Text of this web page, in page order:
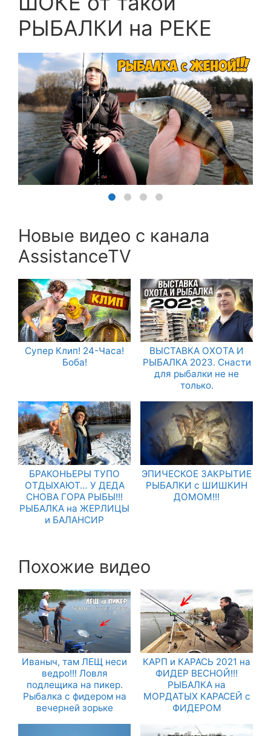
РЫБАЛКИ на РЕКЕ
Новые видео с канала
AssistanceTV
Супер Клип! 24-Часа!
Боба!
ВЫСТАВКА ОХОТА И
РЫБАЛКА 2023. Снасти
для рыбалки не не
только.
БРАКОНЬЕРЫ ТУПО
ОТДЫХАЮТ… У ДЕДА
СНОВА ГОРА РЫБЫ!!!
РЫБАЛКА на ЖЕРЛИЦЫ
и БАЛАНСИР
ЭПИЧЕСКОЕ ЗАКРЫТИЕ
РЫБАЛКИ с ШИШКИН
ДОМОМ!!!
Похожие видео
Иваныч, там ЛЕЩ неси
ведро!!! Ловля
подлещика на пикер.
Рыбалка с фидером на
вечерней зорьке
КАРП и КАРАСЬ 2021 на
ФИДЕР ВЕСНОЙ!!!
РЫБАЛКА на
МОРДАТЫХ КАРАСЕЙ с
ФИДЕРОМ